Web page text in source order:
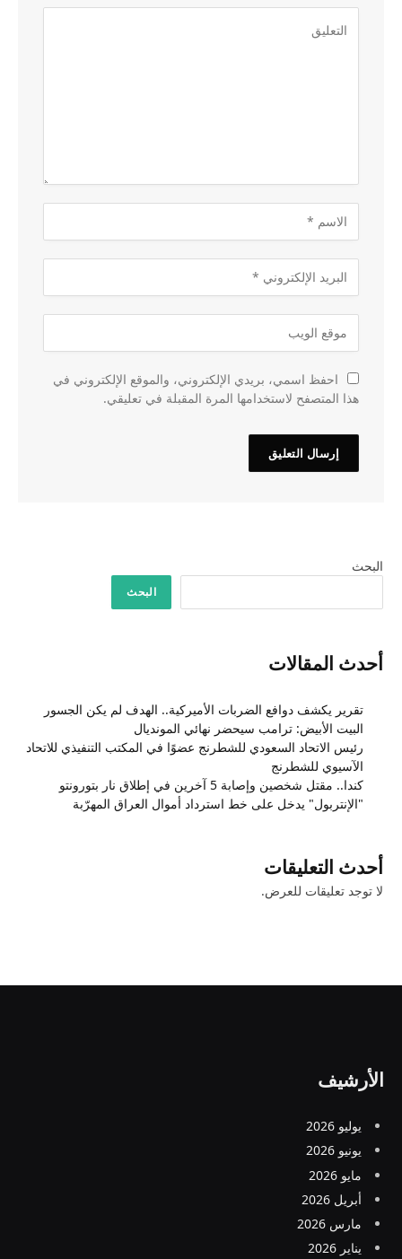
احفظ اسمي، بريدي الإلكتروني، والموقع الإلكتروني في
هذا المتصفح لاستخدامها المرة المقبلة في تعليقي.
البحث
البحث
أحدث المقالات
تقرير يكشف دوافع الضربات الأميركية.. الهدف لم يكن الجسور
البيت الأبيض: ترامب سيحضر نهائي المونديال
رئيس الاتحاد السعودي للشطرنج عضوًا في المكتب التنفيذي للاتحاد
الآسيوي للشطرنج
كندا.. مقتل شخصين وإصابة 5 آخرين في إطلاق نار بتورونتو
"الإنتربول" يدخل على خط استرداد أموال العراق المهرّبة
أحدث التعليقات
لا توجد تعليقات للعرض.
الأرشيف
يوليو 2026
يونيو 2026
مايو 2026
أبريل 2026
مارس 2026
يناير 2026